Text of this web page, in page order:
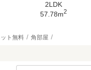
2LDK
57.78m2
ト無料 角部屋